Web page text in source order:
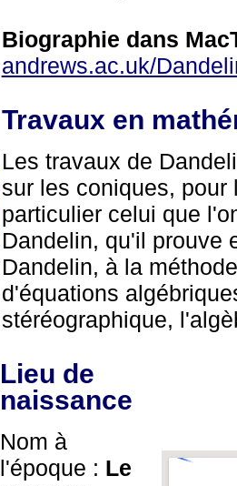
Biographie dans
andrews.ac.uk/
Travaux en
Les travaux de
sur les coniques,
particulier celui que
Dandelin, qu'il prouve
Dandelin, à la
d'équations
stéréographique,
Lieu de
naissance
Nom à
l'époque : Le